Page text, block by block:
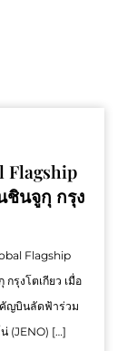
Flagship
ชินจูกุ กรุง
Flagship
รุงโตเกียว เมื่อ
คัญบินลัดฟ้าร่วม
(JENO) […]